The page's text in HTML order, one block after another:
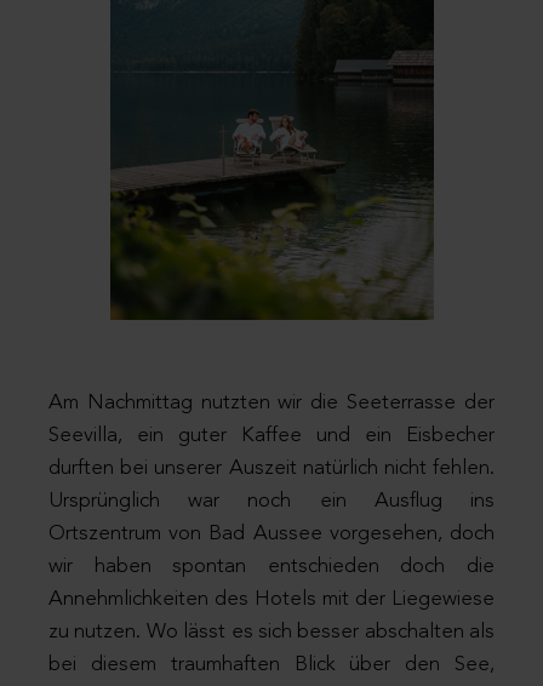
Am Nachmittag nutzten wir die Seeterrasse der
Seevilla, ein guter Kaffee und ein Eisbecher
durften bei unserer Auszeit natürlich nicht fehlen.
Ursprünglich war noch ein Ausflug ins
Ortszentrum von Bad Aussee vorgesehen, doch
wir haben spontan entschieden doch die
Annehmlichkeiten des Hotels mit der Liegewiese
zu nutzen. Wo lässt es sich besser abschalten als
bei diesem traumhaften Blick über den See,